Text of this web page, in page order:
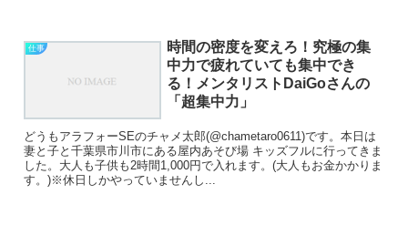
仕事
時間の密度を変えろ！究極の集
中力で疲れていても集中でき
る！メンタリストDaiGoさんの
「超集中力」
どうもアラフォーSEのチャメ太郎(@chametaro0611)です。本日は
妻と子と千葉県市川市にある屋内あそび場 キッズフルに行ってきま
した。大人も子供も2時間1,000円で入れます。(大人もお金かかりま
す。)※休日しかやっていませんし...